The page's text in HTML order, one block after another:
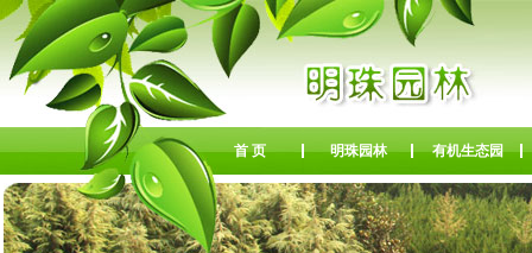
首 页 明珠园林 有机生态园